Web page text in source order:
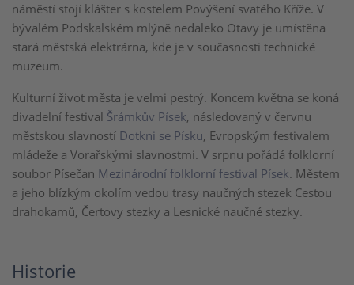
náměstí stojí klášter s kostelem Povýšení svatého Kříže. V
bývalém Podskalském mlýně nedaleko Otavy je umístěna
stará městská elektrárna, kde je v současnosti technické
muzeum.
Kulturní život města je velmi pestrý. Koncem května se koná
divadelní festival Šrámkův Písek, následovaný v červnu
městskou slavností Dotkni se Písku, Evropským festivalem
mládeže a Vorařskými slavnostmi. V srpnu pořádá folklorní
soubor Písečan Mezinárodní folklorní festival Písek. Městem
a jeho blízkým okolím vedou trasy naučných stezek Cestou
drahokamů, Čertovy stezky a Lesnické naučné stezky.
Historie